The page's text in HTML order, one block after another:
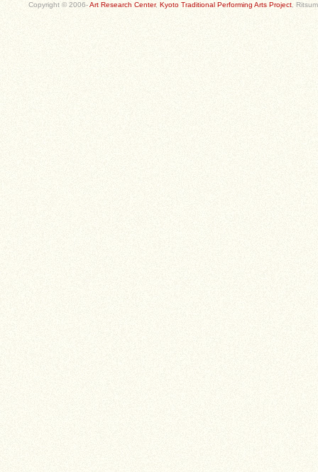
Copyright © 2006-Art Research Center, Kyoto Traditional Performing Arts Project ,